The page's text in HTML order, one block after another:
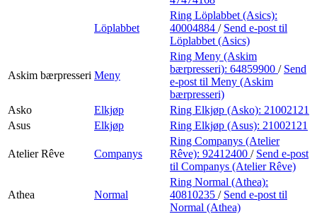
Löplabbet
Ring Löplabbet (Asics):
40004884 / Send e-post til
Löplabbet (Asics)
Askim bærpresseri Meny
Ring Meny (Askim
bærpresseri): 64859900 / Send
e-post til Meny (Askim
bærpresseri)
Asko
Elkjøp Ring Elkjøp (Asko): 21002121
Asus
Elkjøp Ring Elkjøp (Asus): 21002121
Atelier Rêve Companys
Ring Companys (Atelier
Rêve): 92412400 / Send e-post
til Companys (Atelier Rêve)
Athea Normal
Ring Normal (Athea):
40810235 / Send e-post til
Normal (Athea)